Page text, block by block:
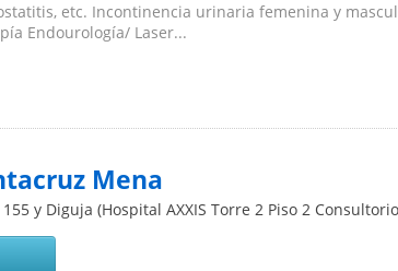
etc. Incontinencia urinaria femenina y
Endourología/ Laser...
Mena
y Diguja (Hospital AXXIS Torre 2 Piso 2